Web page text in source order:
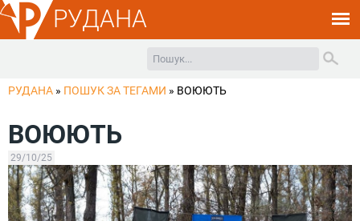
РУДАНА
РУДАНА » ПОШУК ЗА ТЕГАМИ » ВОЮЮТЬ
ВОЮЮТЬ
29/10/25